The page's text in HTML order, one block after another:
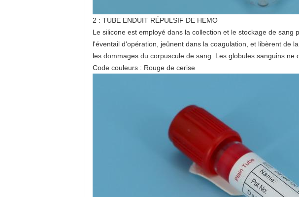
2 : TUBE ENDUIT RÉPULSIF DE HEMO
Le silicone est employé dans la collection et le stockage de
l'éventail d'opération, jeûnent dans la coagulation, et libèrent de
les dommages du corpuscule de sang. Les globules sanguins
Code couleurs : Rouge de cerise